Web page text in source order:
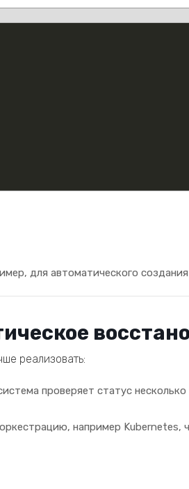
для автоматического
реализовать:
проверяет статус
например Kubernetes,